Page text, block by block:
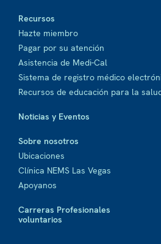
Recursos
Hazte miembro
Pagar por su atención
Asistencia de Medi-Cal
Sistema de registro médico
Recursos de educación para la
Noticias y Eventos
Sobre nosotros
Ubicaciones
Clínica NEMS Las Vegas
Apoyanos
Carreras Profesionales
voluntarios